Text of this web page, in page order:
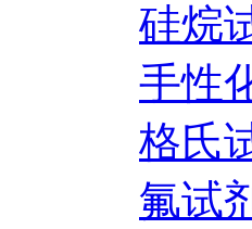
硅烷
手性
格氏
氟试